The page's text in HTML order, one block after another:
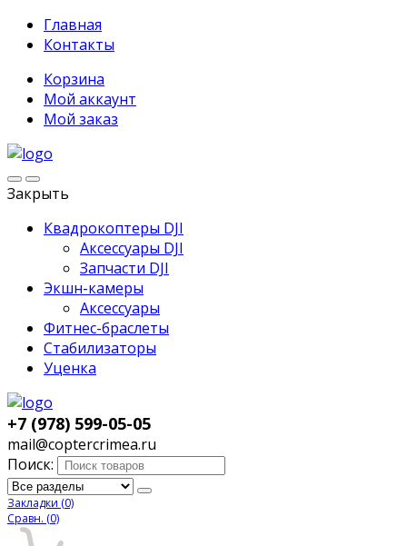
Главная
Контакты
Корзина
Мой аккаунт
Мой заказ
Закрыть
Квадрокоптеры DJI
Аксессуары DJI
Запчасти DJI
Экшн-камеры
Аксессуары
Фитнес-браслеты
Стабилизаторы
Уценка
+7 (978) 599-05-05
mail@coptercrimea.ru
Поиск:
Закладки (0)
Сравн. (0)